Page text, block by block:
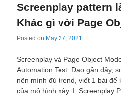
Screenplay pattern
Khác gì với Page
Posted on May 27, 2021
Screenplay và Page Object
Automation Test. Dạo gần đây,
nên mình đú trend, viết 1 bài để
của mô hình này. I. Screenplay